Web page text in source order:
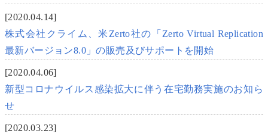
[2020.04.14]
株式会社クライム、米Zerto社の「Zerto Virtual Replication
最新バージョン8.0」の販売及びサポートを開始
[2020.04.06]
新型コロナウイルス感染拡大に伴う在宅勤務実施のお知ら
せ
[2020.03.23]